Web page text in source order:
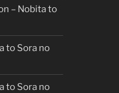
– Nobita to
to Sora no
to Sora no